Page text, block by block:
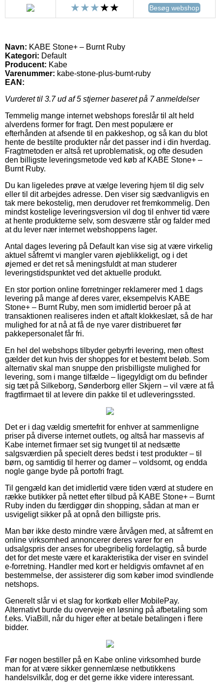
Besøg webshop
Navn: KABE Stone+ – Burnt Ruby
Kategori: Default
Producent: Kabe
Varenummer: kabe-stone-plus-burnt-ruby
EAN:
Vurderet til 3.7ud af 5 stjerner baseret på 7anmeldelser
Temmelig mange internet webshops foreslår til alt held
alverdens former for fragt. Den mest populære er
efterhånden at afsende til en pakkeshop, og så kan du blot
hente de bestilte produkter når det passer ind i din hverdag.
Fragtmetoden er altså ret uproblematisk, og ofte desuden
den billigste leveringsmetode ved køb af KABE Stone+ –
Burnt Ruby.
Du kan ligeledes prøve at vælge levering hjem til dig selv
eller til dit arbejdes adresse. Den viser sig sædvanligvis en
tak mere bekostelig, men derudover ret fremkommelig. Den
mindst kostelige leveringsversion vil dog til enhver tid være
at hente produkterne selv, som desværre står og falder med
at du lever nær internet webshoppens lager.
Antal dages levering på Default kan vise sig at være virkelig
aktuel såfremt vi mangler varen øjeblikkeligt, og i det
øjemed er det ret så meningsfuldt at man studerer
leveringstidspunktet ved det aktuelle produkt.
En stor portion online forretninger reklamerer med 1 dags
levering på mange af deres varer, eksempelvis KABE
Stone+ – Burnt Ruby, men som imidlertid beroer på at
transaktionen realiseres inden et aftalt klokkeslæt, så de har
mulighed for at nå at få de nye varer distribueret før
pakkepersonalet får fri.
En hel del webshops tilbyder gebyrfri levering, men oftest
gælder det kun hvis der shoppes for et bestemt beløb. Som
alternativ skal man snuppe den prisbilligste mulighed for
levering, som i mange tilfælde – ligegyldigt om du befinder
sig tæt på Silkeborg, Sønderborg eller Skjern – vil være at få
fragtfirmaet til at levere din pakke til et udleveringssted.
Det er i dag vældig smertefrit for enhver at sammenligne
priser på diverse internet outlets, og altså har massevis af
Kabe internet firmaer set sig tvunget til at nedsætte
salgsværdien på specielt deres bedst i test produkter – til
børn, og samtidig til herrer og damer – voldsomt, og endda
nogle gange byde på portofri fragt.
Til gengæld kan det imidlertid være tiden værd at studere en
række butikker på nettet efter tilbud på KABE Stone+ – Burnt
Ruby inden du færdiggør din shopping, sådan at man er
usvigeligt sikker på at opnå den billigste pris.
Man bør ikke desto mindre være årvågen med, at såfremt en
online virksomhed annoncerer deres varer for en
udsalgspris der anses for ubegribelig fordelagtig, så burde
det for det meste være et karakteristika der viser en svindel
e-forretning. Handler med kort er heldigvis omfavnet af en
bestemmelse, der assisterer dig som køber imod svindlende
netshops.
Generelt slår vi et slag for kortkøb eller MobilePay.
Alternativt burde du overveje en løsning på afbetaling som
f.eks. ViaBill, når du higer efter at betale betalingen i flere
bidder.
Før nogen bestiller på en Kabe online virksomhed burde
man for at være sikker gennemlæse netbutikkens
handelsvilkår, dog er det gerne ikke videre interessant.